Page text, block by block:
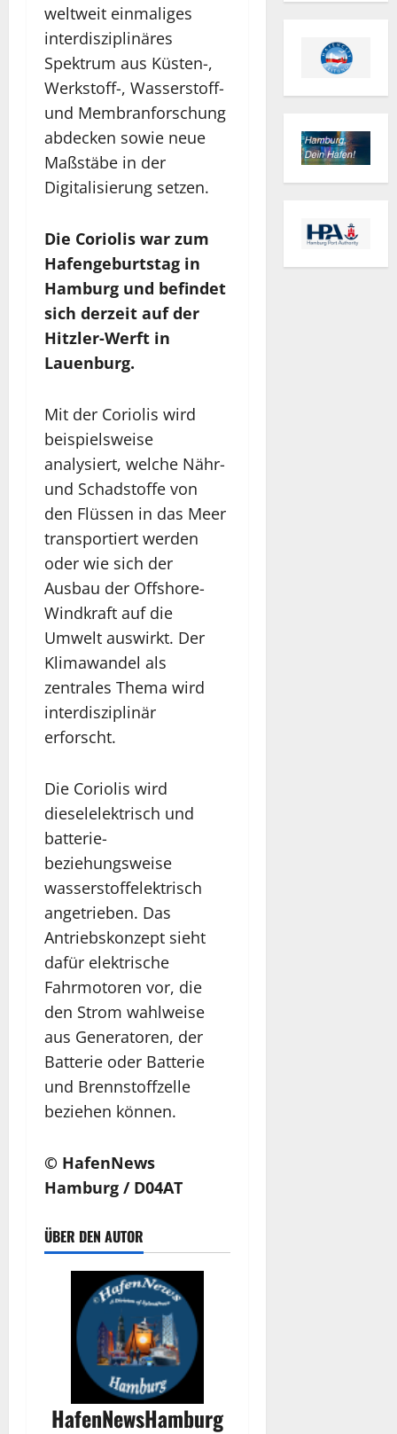
weltweit einmaliges
interdisziplinäres
Spektrum aus Küsten-,
Werkstoff-, Wasserstoff-
und Membranforschung
abdecken sowie neue
Maßstäbe in der
Digitalisierung setzen.
Die Coriolis war zum
Hafengeburtstag in
Hamburg und befindet
sich derzeit auf der
Hitzler-Werft in
Lauenburg.
Mit der Coriolis wird
beispielsweise
analysiert, welche Nähr-
und Schadstoffe von
den Flüssen in das Meer
transportiert werden
oder wie sich der
Ausbau der Offshore-
Windkraft auf die
Umwelt auswirkt. Der
Klimawandel als
zentrales Thema wird
interdisziplinär
erforscht.
Die Coriolis wird
dieselelektrisch und
batterie-
beziehungsweise
wasserstoffelektrisch
angetrieben. Das
Antriebskonzept sieht
dafür elektrische
Fahrmotoren vor, die
den Strom wahlweise
aus Generatoren, der
Batterie oder Batterie
und Brennstoffzelle
beziehen können.
© HafenNews
Hamburg / D04AT
ÜBER DEN AUTOR
HafenNewsHamburg